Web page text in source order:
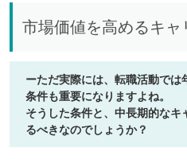
市場価値を高めるキ
ーただ実際には、転職活動で
条件も重要になりますよね。
そうした条件と、中長期的なキ
るべきなのでしょうか？